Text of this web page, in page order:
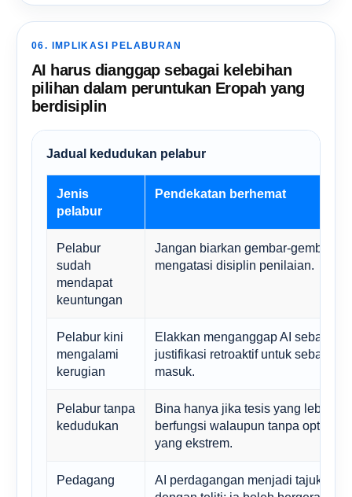
06. IMPLIKASI PELABURAN
AI harus dianggap sebagai kelebihan
pilihan dalam peruntukan Eropah yang
berdisiplin
Jadual kedudukan pelabur
Jenis
pelabur
Pendekatan berhemat
Pelabur
sudah
mendapat
keuntungan
Jangan biarkan gembar-gembur AI
mengatasi disiplin penilaian.
Pelabur kini
mengalami
kerugian
Elakkan menganggap AI sebagai
justifikasi retroaktif untuk sebarang
masuk.
Pelabur tanpa
kedudukan
Bina hanya jika tesis yang lebih
berfungsi walaupun tanpa
yang ekstrem.
Pedagang
AI perdagangan menjadi tajuk